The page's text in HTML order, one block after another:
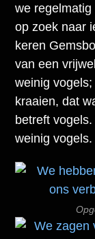
we
op zoek naar
keren
van een
weinig
kraaien, dat
betreft
weinig vogels.